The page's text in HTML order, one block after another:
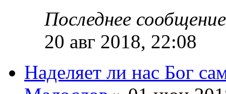
Последнее
20 авг 2018, 22:08
Наделяет ли нас Бог